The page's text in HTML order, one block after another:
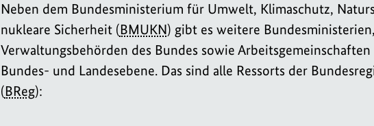
Neben dem Bundesministerium für Umwelt, Klimaschutz,
nukleare Sicherheit (BMUKN) gibt es weitere
Verwaltungsbehörden des Bundes sowie Arbeitsgemeinschaften
Bundes- und Landesebene. Das sind alle Ressorts der
(BReg):